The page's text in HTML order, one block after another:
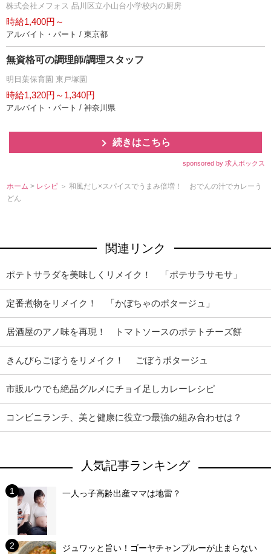
株式会社メフォス 品川区立小山台小学校内の厨房
時給1,400円～
アルバイト・パート / 東京都
無資格可の調理師/調理スタッフ
明日葉保育園 東戸塚園
時給1,320円～1,340円
アルバイト・パート / 神奈川県
続きはこちら
sponsored by 求人ボックス
ホーム > レシピ ＞ 和風だし×スパイスでうまみ倍増！ おでんの汁でカレーう
どん
関連リンク
ポテトサラダを美味しくリメイク！ 「ポテサラサモサ」
定番煮物をリメイク！ 「かぼちゃのポタージュ」
居酒屋のアノ味を再現！ トマトソースのポテトチーズ餅
きんぴらごぼうをリメイク！ ごぼうポタージュ
市販ルウでも絶品グルメにチョイ足しカレーレシピ
コンビニランチ、美と健康に役立つ最強の組み合わせは？
人気記事ランキング
一人っ子高齢出産ママは地雷？
ジュワッと旨い！ゴーヤチャンプルーが止まらない